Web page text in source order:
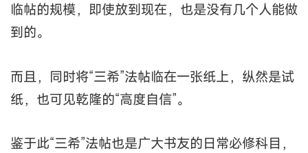
临帖的规模，即使放到现在，也是没有几个人能做
到的。
而且，同时将“三希”法帖临在一张纸上，纵然是试
纸，也可见乾隆的“高度自信”。
鉴于此“三希”法帖也是广大书友的日常必修科目，